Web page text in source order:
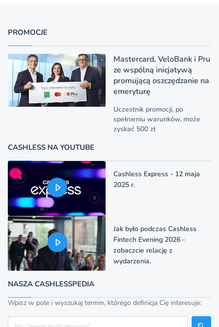
PROMOCJE
Mastercard, VeloBank i Pru
ze wspólną inicjatywą
promującą oszczędzanie na
emeryturę
Uczestnik promocji, po
spełnieniu warunków, może
zyskać 500 zł
CASHLESS NA YOUTUBE
Cashless Express - 12 maja
2025 r.
Jak było podczas Cashless
Fintech Evening 2026 -
zobaczcie relację z
wydarzenia.
NASZA CASHLESSPEDIA
Wpisz w pole i wyszukaj termin, którego definicja Cię interesuje:
Szukaj